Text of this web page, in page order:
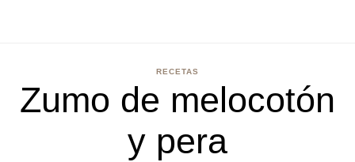
RECETAS
Zumo de melocotón
y pera